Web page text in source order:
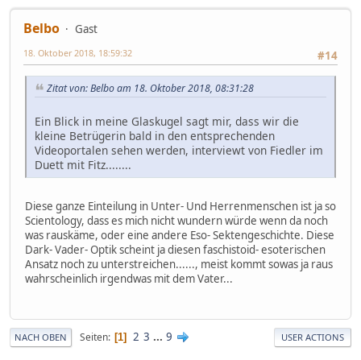
Belbo
Gast
#14
18. Oktober 2018, 18:59:32
Zitat von: Belbo am 18. Oktober 2018, 08:31:28
Ein Blick in meine Glaskugel sagt mir, dass wir die
kleine Betrügerin bald in den entsprechenden
Videoportalen sehen werden, interviewt von Fiedler im
Duett mit Fitz........
Diese ganze Einteilung in Unter- Und Herrenmenschen ist ja so
Scientology, dass es mich nicht wundern würde wenn da noch
was rauskäme, oder eine andere Eso- Sektengeschichte. Diese
Dark- Vader- Optik scheint ja diesen faschistoid- esoterischen
Ansatz noch zu unterstreichen......, meist kommt sowas ja raus
wahrscheinlich irgendwas mit dem Vater...
NACH OBEN Seiten 1 2 3 ... 9 USER ACTIONS